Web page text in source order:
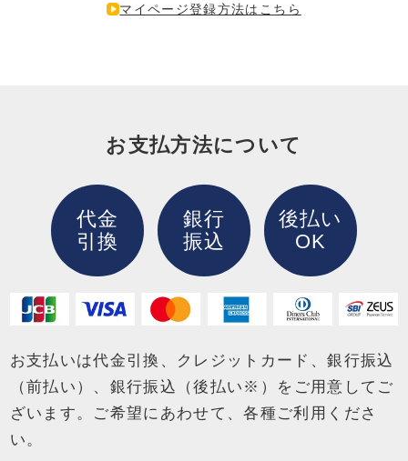
マイページ登録方法はこちら
お支払方法について
お支払いは代金引換、クレジットカード、銀行振込
（前払い）、銀行振込（後払い※）を ご用意してご
ざいます。ご希望にあわせて、各種ご利用くださ
い。
代金
引換
銀行
振込
後払い
OK